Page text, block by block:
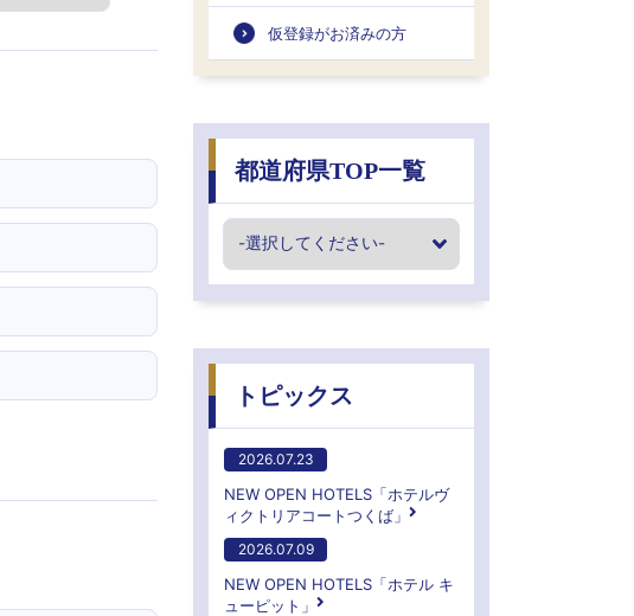
仮登録がお済みの方
都道府県TOP一覧
トピックス
2026.07.23
NEW OPEN HOTELS「ホテルヴ
ィクトリアコートつくば」
2026.07.09
NEW OPEN HOTELS「ホテル キ
ューピット」